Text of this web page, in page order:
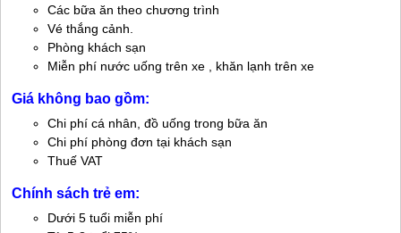
Các bữa ăn theo chương trình
Vé thắng cảnh.
Phòng khách sạn
Miễn phí nước uống trên xe , khăn lạnh trên xe
Giá không bao gồm:
Chi phí cá nhân, đồ uống trong bữa ăn
Chi phí phòng đơn tại khách sạn
Thuế VAT
Chính sách trẻ em:
Dưới 5 tuổi miễn phí